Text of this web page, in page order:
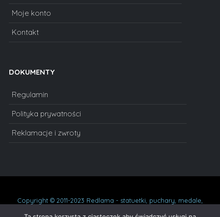
Moje konto
Kontakt
DOKUMENTY
Regulamin
Polityka prywatności
Reklamacje i zwroty
Copyright © 2011-2023 Redlama - statuetki, puchary, medale,